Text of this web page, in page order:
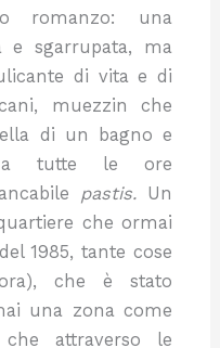
romanzo: una
e sgarrupata, ma
di vita e di
muezzin che
di un bagno e
tutte le ore
pastis. Un
che ormai
1985, tante cose
che è stato
una zona come
attraverso le